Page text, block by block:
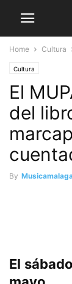
Home Cultura
Cultura
El
del
By
El